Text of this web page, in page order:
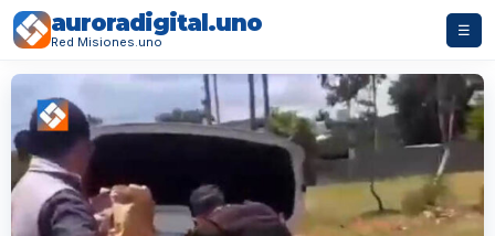
auroradigital.uno
Red Misiones.uno
☰